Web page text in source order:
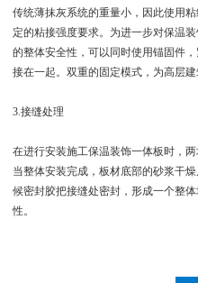
传统薄抹灰系统的重量小，因此使用
定的粘接强度要求。为进一步对保温
的整体安全性，可以同时使用锚固件
接在一起。双重的固定模式，为高层
3.接缝处理
在进行安装施工保温装饰一体板时，
当整体安装完成，板材底部的砂浆干
候密封胶把接缝处密封，形成一个整
性。